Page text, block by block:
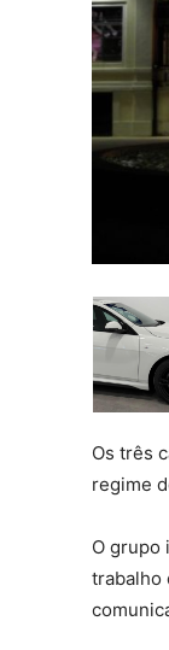
Os três
regime
O grupo
trabalho